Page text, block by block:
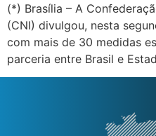
(*) Brasília – A
(CNI) divulgou, nesta
com mais de 30 medidas
parceria entre Brasil e